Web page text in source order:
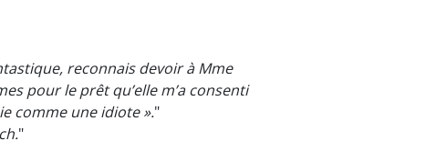
reconnais devoir à Mme
pour le prêt qu’elle m’a consenti
comme une idiote »."
"